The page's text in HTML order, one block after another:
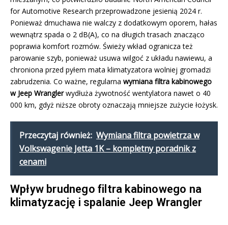
for Automotive Research przeprowadzone jesienią 2024 r.
Ponieważ dmuchawa nie walczy z dodatkowym oporem, hałas
wewnątrz spada o 2 dB(A), co na długich trasach znacząco
poprawia komfort rozmów. Świeży wkład ogranicza też
parowanie szyb, ponieważ usuwa wilgoć z układu nawiewu, a
chroniona przed pyłem mata klimatyzatora wolniej gromadzi
zabrudzenia. Co ważne, regularna wymiana filtra kabinowego
w Jeep Wranglerwydłuża żywotność wentylatora nawet o 40
000 km, gdyż niższe obroty oznaczają mniejsze zużycie łożysk.
Przeczytaj również: Wymiana filtra powietrza w
Volkswagenie Jetta 1K – kompletny poradnik z
cenami
Wpływ brudnego filtra kabinowego na
klimatyzację i spalanie Jeep Wrangler